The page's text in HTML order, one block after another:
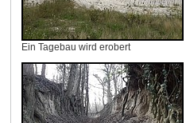
Ein Tagebau wird erobert